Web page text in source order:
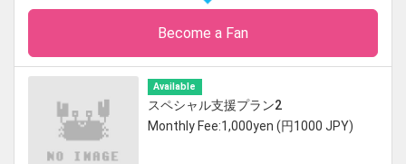
Become a Fan
Available
スペシャル支援プラン2
Monthly Fee:1,000yen (円1000 JPY)